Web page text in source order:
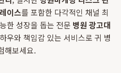
이스를 포함한 다각적인 채널 최
한 성장을 돕는 전문 병원 광고대
우와 책임감 있는 서비스로 귀 병
해보세요.